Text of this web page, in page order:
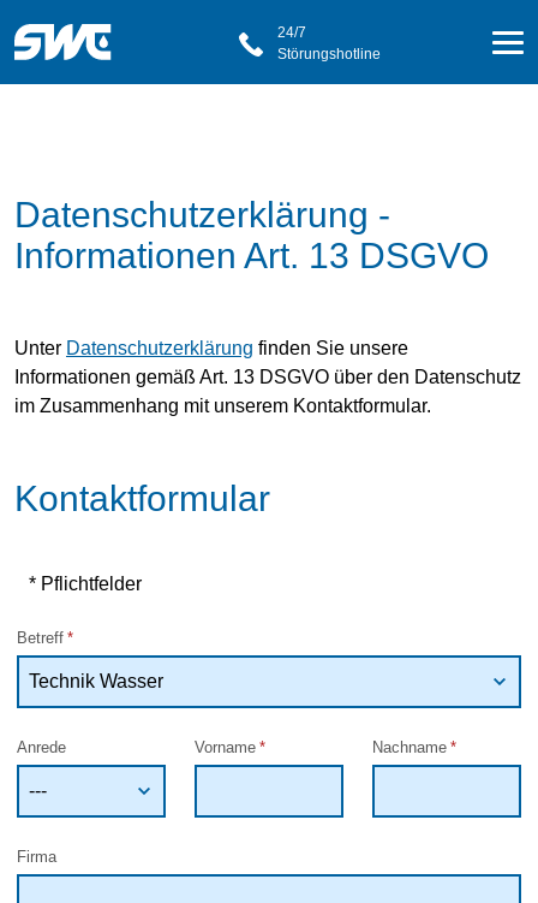
24/7
Störungshotline
Datenschutzerklärung -
Informationen Art. 13 DSGVO
Unter Datenschutzerklärung finden Sie unsere
Informationen gemäß Art. 13 DSGVO über den Datenschutz
im Zusammenhang mit unserem Kontaktformular.
Kontaktformular
* Pflichtfelder
Betreff
Anrede Vorname Nachname
Firma